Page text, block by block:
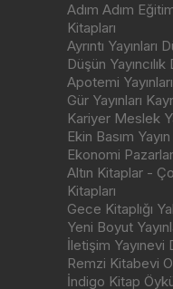
Adım Adım
Kitapları
Ayrıntı Yayınları
Düşün
Apotemi
Gür Yayınları
Kariyer Meslek
Ekin Basım
Ekonomi
Altın Kitaplar -
Kitapları
Gece Kitaplığı
Yeni Boyut
İletişim Yayınevi
Remzi Kitabevi
İndigo Kitap